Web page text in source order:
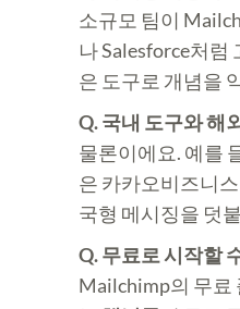
소규모 팀이
나 Salesforce처럼
은 도구로 개념을
Q. 국내 도구와 해
물론이에요. 예를
은 카카오비즈니
국형 메시징을 덧
Q. 무료로 시작할
Mailchimp의 무료